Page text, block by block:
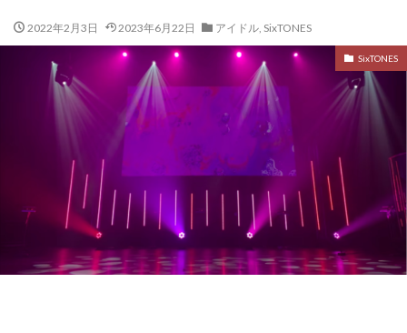
2022年2月3日 2023年6月22日 アイドル, SixTONES
SixTONES